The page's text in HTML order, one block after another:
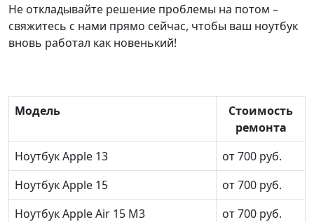
Не откладывайте решение проблемы на потом –
свяжитесь с нами прямо сейчас, чтобы ваш ноутбук
вновь работал как новенький!
Модель
Стоимость
ремонта
Ноутбук Apple 13
от 700 руб.
Ноутбук Apple 15
от 700 руб.
Ноутбук Apple Air 15 M3
от 700 руб.